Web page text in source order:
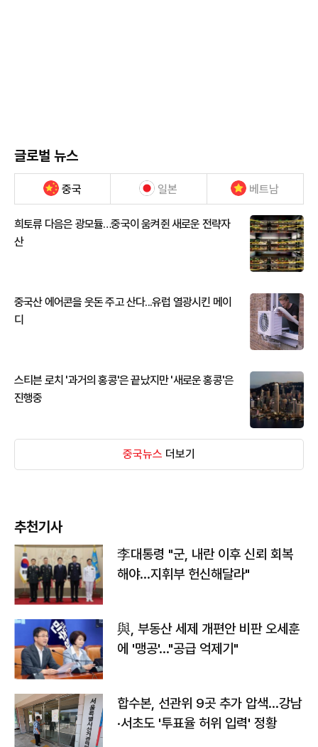
글로벌 뉴스
중국 일본 베트남
희토류 다음은 광모듈…중국이 움켜쥔 새로운 전략자
산
중국산 에어콘을 웃돈 주고 산다...유럽 열광시킨 메이
디
스티븐 로치 '과거의 홍콩'은 끝났지만 '새로운 홍콩'은
진행중
중국뉴스 더보기
추천기사
李대통령 "군, 내란 이후 신뢰 회복
해야…지휘부 헌신해달라"
與, 부동산 세제 개편안 비판 오세훈
에 '맹공'…"공급 억제기"
합수본, 선관위 9곳 추가 압색…강남
·서초도 '투표율 허위 입력' 정황